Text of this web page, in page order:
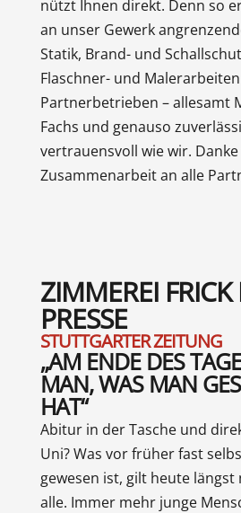
nützt Ihnen direkt. Denn so
an unser Gewerk
Statik, Brand- und
Flaschner- und
Partnerbetrieben – allesamt
Fachs und genauso
vertrauensvoll wie wir.
Zusammenarbeit an alle
ZIMMEREI
PRESSE
STUTTGARTER ZEITUNG
„AM ENDE DES
MAN, WAS MAN
HAT“
Abitur in der Tasche und
Uni? Was vor früher fast
gewesen ist, gilt heute
alle. Immer mehr junge